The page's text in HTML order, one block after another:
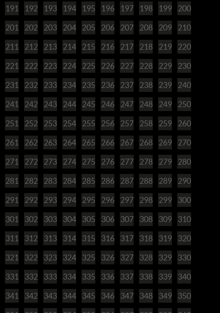
191 192 193 194 195 196 197 198 199 200
201 202 203 204 205 206 207 208 209 210
211 212 213 214 215 216 217 218 219 220
221 222 223 224 225 226 227 228 229 230
231 232 233 234 235 236 237 238 239 240
241 242 243 244 245 246 247 248 249 250
251 252 253 254 255 256 257 258 259 260
261 262 263 264 265 266 267 268 269 270
271 272 273 274 275 276 277 278 279 280
281 282 283 284 285 286 287 288 289 290
291 292 293 294 295 296 297 298 299 300
301 302 303 304 305 306 307 308 309 310
311 312 313 314 315 316 317 318 319 320
321 322 323 324 325 326 327 328 329 330
331 332 333 334 335 336 337 338 339 340
341 342 343 344 345 346 347 348 349 350